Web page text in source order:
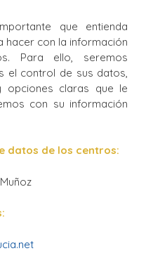
que entienda
hacer con la información
Para ello, seremos
el control de sus datos,
opciones claras que le
con su información
datos de los centros: